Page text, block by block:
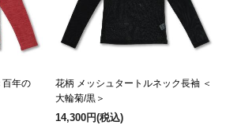
百年の
花柄 メッシュタートルネック長袖 ＜
大輪菊/黒＞
14,300円(税込)